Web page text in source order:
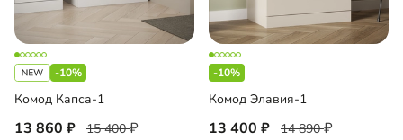
-10%
Комод Капса-1
13 860 15 400
-10%
Комод Элавия-1
13 400 14 890